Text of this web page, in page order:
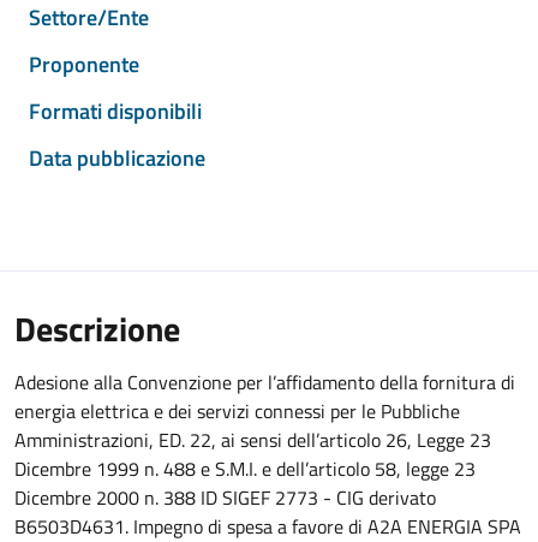
Settore/Ente
Proponente
Formati disponibili
Data pubblicazione
Descrizione
Adesione alla Convenzione per l’affidamento della fornitura di
energia elettrica e dei servizi connessi per le Pubbliche
Amministrazioni, ED. 22, ai sensi dell’articolo 26, Legge 23
Dicembre 1999 n. 488 e S.M.I. e dell’articolo 58, legge 23
Dicembre 2000 n. 388 ID SIGEF 2773 - CIG derivato
B6503D4631. Impegno di spesa a favore di A2A ENERGIA SPA